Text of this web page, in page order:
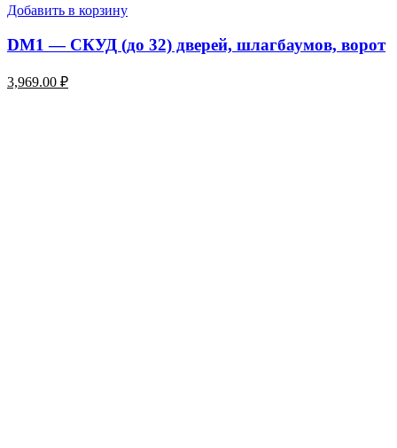
Добавить в корзину
DM1 — СКУД (до 32) дверей, шлагбаумов, ворот
3,969.00 ₽